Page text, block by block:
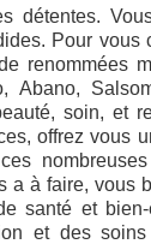
détentes.
Pour vous
renommées
Abano,
soin, et
offrez vous
a à faire, vous
santé et
et des soins